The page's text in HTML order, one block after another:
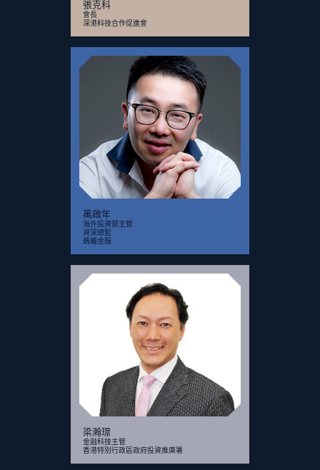
張克科
會長
深港科技合作促進會
萬啟年
海外投資部主管
資深總監
螞蟻金服
梁瀚璟
金融科技主管
香港特別行政區政府投資推廣署